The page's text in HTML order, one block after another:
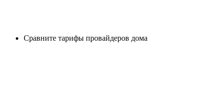
Сравните тарифы провайдеров дома